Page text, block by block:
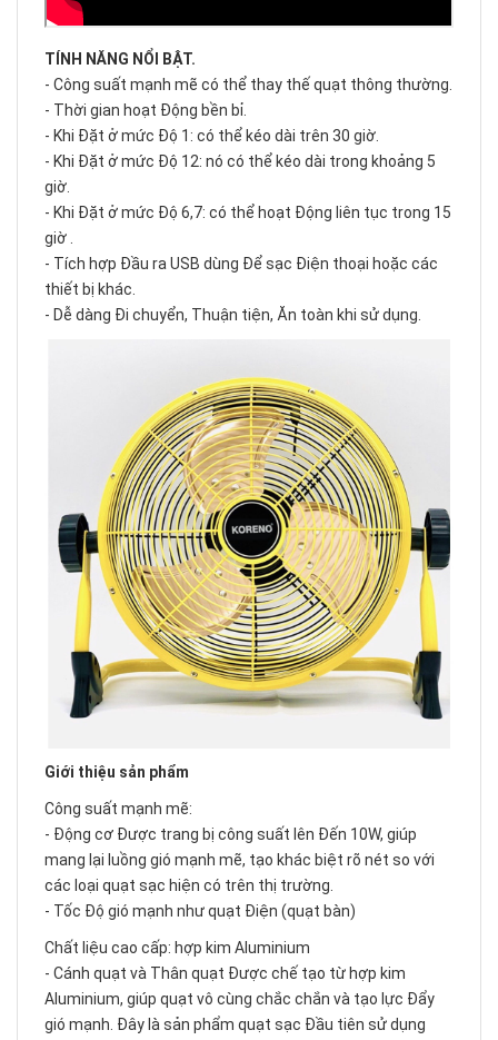
TÍNH NĂNG NỔI BẬT.
- Công suất mạnh mẽ có thể thay thế quạt thông thường.
- Thời gian hoạt Động bền bỉ.
- Khi Đặt ở mức Độ 1: có thể kéo dài trên 30 giờ.
- Khi Đặt ở mức Độ 12: nó có thể kéo dài trong khoảng 5
giờ.
- Khi Đặt ở mức Độ 6,7: có thể hoạt Động liên tục trong 15
giờ .
- Tích hợp Đầu ra USB dùng Để sạc Điện thoại hoặc các
thiết bị khác.
- Dễ dàng Đi chuyển, Thuận tiện, Ăn toàn khi sử dụng.
Giới thiệu sản phẩm
Công suất mạnh mẽ:
- Động cơ Được trang bị công suất lên Đến 10W, giúp
mang lại luồng gió mạnh mẽ, tạo khác biệt rõ nét so với
các loại quạt sạc hiện có trên thị trường.
- Tốc Độ gió mạnh như quạt Điện (quạt bàn)
Chất liệu cao cấp: hợp kim Aluminium
- Cánh quạt và Thân quạt Được chế tạo từ hợp kim
Aluminium, giúp quạt vô cùng chắc chắn và tạo lực Đẩy
gió mạnh. Đây là sản phẩm quạt sạc Đầu tiên sử dụng